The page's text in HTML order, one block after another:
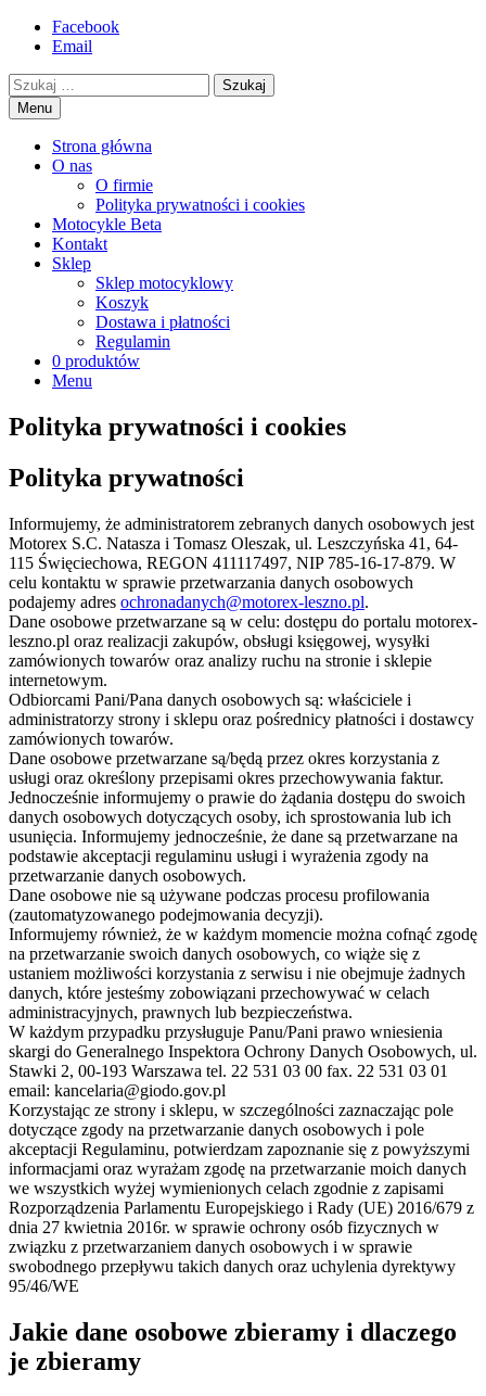
Przejdź
motorex
akcesoria motocyklowe
Facebook
Email
Szukaj
Menu
Strona główna
O nas
O firmie
Polityka prywatności i cookies
Motocykle Beta
Kontakt
Sklep
Sklep motocyklowy
Koszyk
Dostawa i płatności
Regulamin
0 produktów
Menu
Polityka prywatności i cookies
Polityka prywatności
Informujemy, że administratorem zebranych danych osobowych jest
Motorex S.C. Natasza i Tomasz Oleszak, ul. Leszczyńska 41, 64-
115 Święciechowa, REGON 411117497, NIP 785-16-17-879. W
celu kontaktu w sprawie przetwarzania danych osobowych
podajemy adres ochronadanych@motorex-leszno.pl.
Dane osobowe przetwarzane są w celu: dostępu do portalu motorex-
leszno.pl oraz realizacji zakupów, obsługi księgowej, wysyłki
zamówionych towarów oraz analizy ruchu na stronie i sklepie
internetowym.
Odbiorcami Pani/Pana danych osobowych są: właściciele i
administratorzy strony i sklepu oraz pośrednicy płatności i dostawcy
zamówionych towarów.
Dane osobowe przetwarzane są/będą przez okres korzystania z
usługi oraz określony przepisami okres przechowywania faktur.
Jednocześnie informujemy o prawie do żądania dostępu do swoich
danych osobowych dotyczących osoby, ich sprostowania lub ich
usunięcia. Informujemy jednocześnie, że dane są przetwarzane na
podstawie akceptacji regulaminu usługi i wyrażenia zgody na
przetwarzanie danych osobowych.
Dane osobowe nie są używane podczas procesu profilowania
(zautomatyzowanego podejmowania decyzji).
Informujemy również, że w każdym momencie można cofnąć zgodę
na przetwarzanie swoich danych osobowych, co wiąże się z
ustaniem możliwości korzystania z serwisu i nie obejmuje żadnych
danych, które jesteśmy zobowiązani przechowywać w celach
administracyjnych, prawnych lub bezpieczeństwa.
W każdym przypadku przysługuje Panu/Pani prawo wniesienia
skargi do Generalnego Inspektora Ochrony Danych Osobowych, ul.
Stawki 2, 00-193 Warszawa tel. 22 531 03 00 fax. 22 531 03 01
email: kancelaria@giodo.gov.pl
Korzystając ze strony i sklepu, w szczególności zaznaczając pole
dotyczące zgody na przetwarzanie danych osobowych i pole
akceptacji Regulaminu, potwierdzam zapoznanie się z powyższymi
informacjami oraz wyrażam zgodę na przetwarzanie moich danych
we wszystkich wyżej wymienionych celach zgodnie z zapisami
Rozporządzenia Parlamentu Europejskiego i Rady (UE) 2016/679 z
dnia 27 kwietnia 2016r. w sprawie ochrony osób fizycznych w
związku z przetwarzaniem danych osobowych i w sprawie
swobodnego przepływu takich danych oraz uchylenia dyrektywy
95/46/WE
Jakie dane osobowe zbieramy i dlaczego
je zbieramy